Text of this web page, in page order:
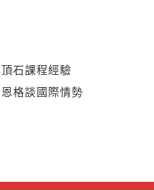
石課程經驗
格談國際情勢